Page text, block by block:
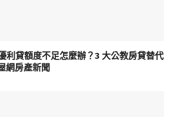
利貸額度不足怎麼辦？3 大公教房貸替代
網房產新聞